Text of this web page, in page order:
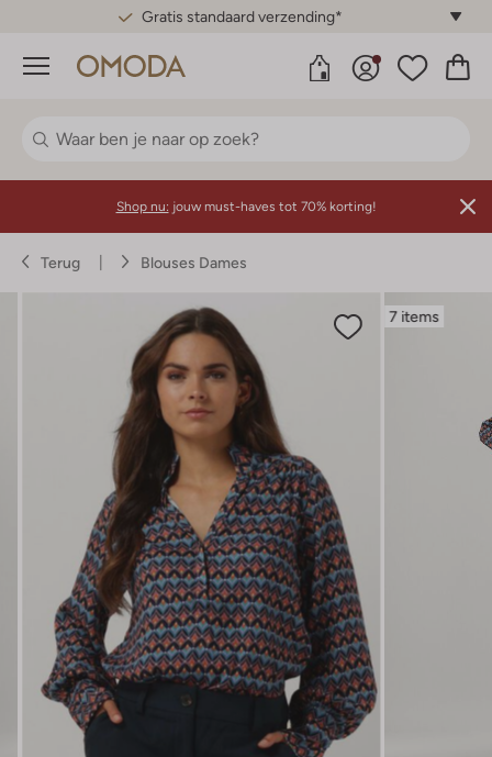
Gratis standaard verzending*
Menu
Shop nu: jouw must-haves tot 70% korting!
Terug Blouses Dames
7 items